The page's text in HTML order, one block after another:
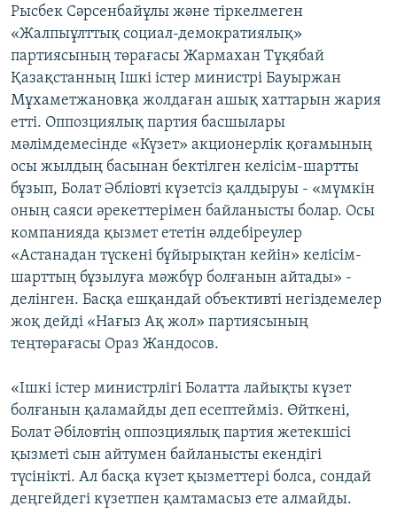
Рысбек Сәрсенбайұлы және тіркелмеген
«Жалпыұлттық социал-демократиялық»
партиясының төрағасы Жармахан Тұқябай
Қазақстанның Ішкі істер министрі Бауыржан
Мұхаметжановқа жолдаған ашық хаттарын жария
етті. Оппозциялық партия басшылары
мәлімдемесінде «Күзет» акционерлік қоғамының
осы жылдың басынан бектілген келісім-шартты
бұзып, Болат Әбліовті күзетсіз қалдыруы - «мүмкін
оның саяси әрекеттерімен байланысты болар. Осы
компанияда қызмет ететін әлдебіреулер
«Астанадан түскені бұйырықтан кейін» келісім-
шарттың бұзылуға мәжбүр болғанын айтады» -
делінген. Басқа ешқандай объективті негіздемелер
жоқ дейді «Нағыз Ақ жол» партиясының
теңтөрағасы Ораз Жандосов.
«Ішкі істер министрлігі Болатта лайықты күзет
болғанын қаламайды деп есептейміз. Өйткені,
Болат Әбіловтің оппозциялық партия жетекшісі
қызметі сын айтумен байланысты екендігі
түсінікті. Ал басқа күзет қызметтері болса, сондай
деңгейдегі күзетпен қамтамасыз ете алмайды.